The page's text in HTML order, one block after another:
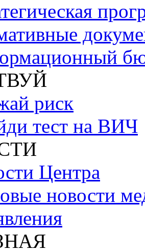
риск
тест на ВИЧ
Центра
новости